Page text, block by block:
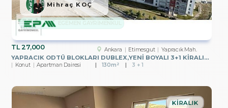
TL27,000 Ankara Etimesgut Yapracık Mah.
YAPRACIK ODTÜ BLOKLARI DUBLEX,YENİ BOYALI 3+1 KİRALIK DAİRE
Konut Apartman Dairesi 130m² 3 + 1
Mihraç KOÇ
KIRALIK